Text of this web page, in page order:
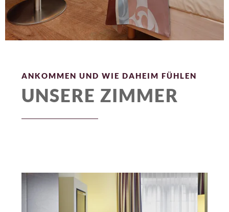
ANKOMMEN UND WIE DAHEIM FÜHLEN
UNSERE ZIMMER